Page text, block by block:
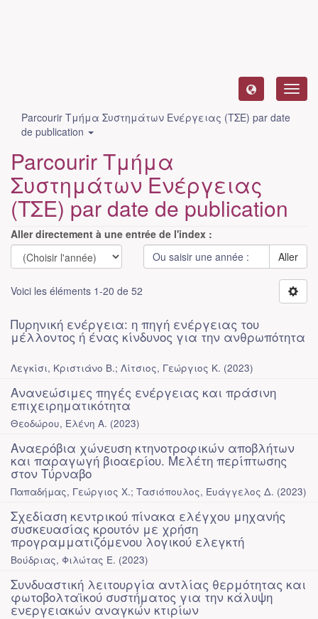
Parcourir Τμήμα Συστημάτων Ενέργειας (ΤΣΕ) par date
de publication
Parcourir Τμήμα
Συστημάτων Ενέργειας
(ΤΣΕ) par date de publication
Aller directement à une entrée de l'index :
Aller
Voici les éléments 1-20 de 52
Πυρηνική ενέργεια: η πηγή ενέργειας του
μέλλοντος ή ένας κίνδυνος για την ανθρωπότητα
Λεγκίσι, Κριστιάνο Β.; Λίτσιος, Γεώργιος Κ. (2023)
Ανανεώσιμες πηγές ενέργειας και πράσινη
επιχειρηματικότητα
Θεοδώρου, Ελένη Α. (2023)
Αναερόβια χώνευση κτηνοτροφικών αποβλήτων
και παραγωγή βιοαερίου. Μελέτη περίπτωσης
στον Τύρναβο
Παπαδήμας, Γεώργιος Χ.; Τασιόπουλος, Ευάγγελος Δ. (2023)
Σχεδίαση κεντρικού πίνακα ελέγχου μηχανής
συσκευασίας κρουτόν με χρήση
προγραμματιζόμενου λογικού ελεγκτή
Βούδριας, Φιλώτας Ε. (2023)
Συνδυαστική λειτουργία αντλίας θερμότητας και
φωτοβολταϊκού συστήματος για την κάλυψη
ενεργειακών αναγκών κτιρίων